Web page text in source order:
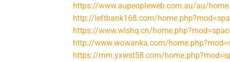
https://www.aupeopleweb.com.au/au/
http://leftbank168.com/
https://www.wlshq.cn/
http://www.wowanka.com/
https://mm.yxwst58.com/